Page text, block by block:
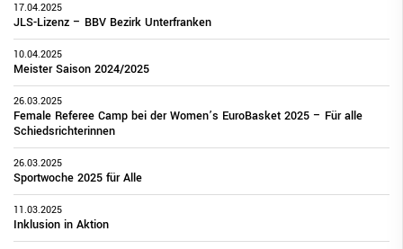
17.04.2025
JLS-Lizenz – BBV Bezirk Unterfranken
10.04.2025
Meister Saison 2024/2025
26.03.2025
Female Referee Camp bei der Women’s EuroBasket 2025 – Für alle
Schiedsrichterinnen
26.03.2025
Sportwoche 2025 für Alle
11.03.2025
Inklusion in Aktion